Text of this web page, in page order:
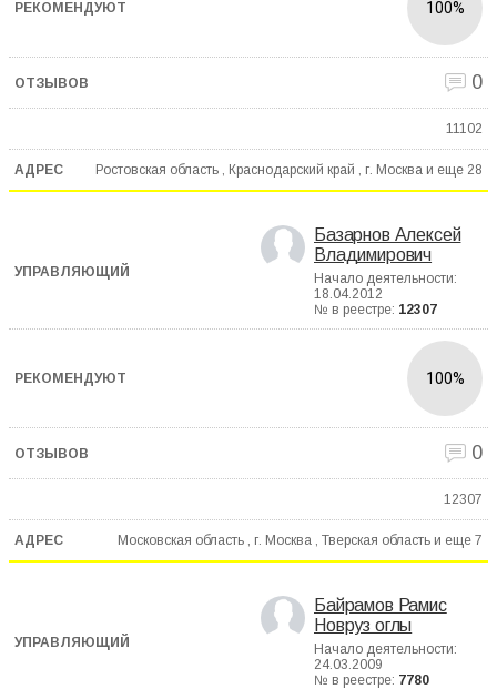
100%
0
11102
Ростовская область , Краснодарский край , г. Москва и еще 28
Базарнов Алексей
Владимирович
Начало деятельности:
18.04.2012
№ в реестре: 12307
100%
0
12307
Московская область , г. Москва , Тверская область и еще 7
Байрамов Рамис
Новруз оглы
Начало деятельности:
24.03.2009
№ в реестре: 7780